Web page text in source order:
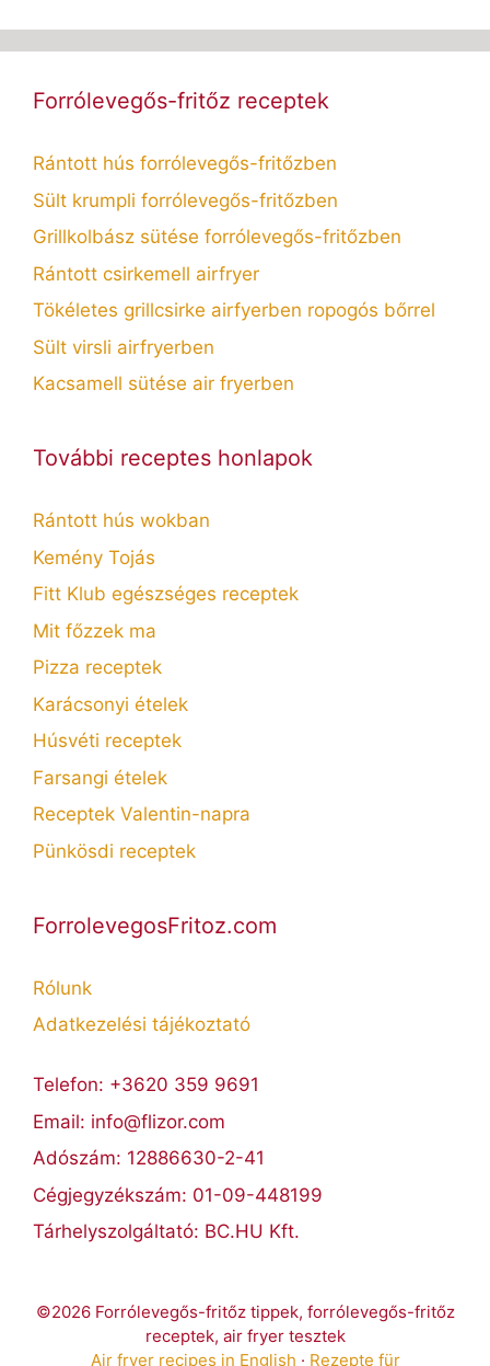
Forrólevegős-fritőz receptek
Rántott hús forrólevegős-fritőzben
Sült krumpli forrólevegős-fritőzben
Grillkolbász sütése forrólevegős-fritőzben
Rántott csirkemell airfryer
Tökéletes grillcsirke airfyerben ropogós bőrrel
Sült virsli airfryerben
Kacsamell sütése air fryerben
További receptes honlapok
Rántott hús wokban
Kemény Tojás
Fitt Klub egészséges receptek
Mit főzzek ma
Pizza receptek
Karácsonyi ételek
Húsvéti receptek
Farsangi ételek
Receptek Valentin-napra
Pünkösdi receptek
ForrolevegosFritoz.com
Rólunk
Adatkezelési tájékoztató
Telefon: +3620 359 9691
Email: info@flizor.com
Adószám: 12886630-2-41
Cégjegyzékszám: 01-09-448199
Tárhelyszolgáltató: BC.HU Kft.
©2026 Forrólevegős-fritőz tippek, forrólevegős-fritőz
receptek, air fryer tesztek
Air fryer recipes in English · Rezepte für